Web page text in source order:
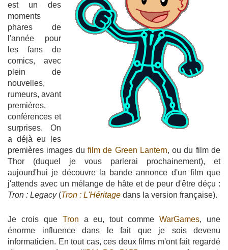
est un des
moments
phares de
l'année pour
les fans de
comics, avec
plein de
nouvelles,
rumeurs, avant
premières,
conférences et
surprises. On
a déjà eu les
premières images du film de Green Lantern, ou du film de
Thor (duquel je vous parlerai prochainement), et
aujourd'hui je découvre la bande annonce d'un film que
j'attends avec un mélange de hâte et de peur d'être déçu :
Tron : Legacy(Tron : L'Héritage dans la version française).
Je crois que Tron a eu, tout commeWarGames, une
énorme influence dans le fait que je sois devenu
informaticien. En tout cas, ces deux films m'ont fait regardé